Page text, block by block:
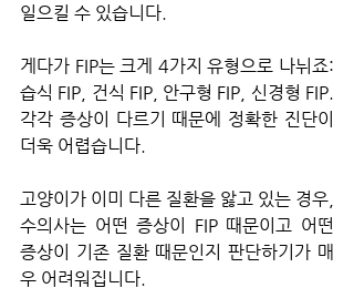
일으킬 수 있습니다.
게다가 FIP는 크게 4가지 유형으로 나뉘죠:
습식 FIP, 건식 FIP, 안구형 FIP, 신경형 FIP.
각각 증상이 다르기 때문에 정확한 진단이
더욱 어렵습니다.
고양이가 이미 다른 질환을 앓고 있는 경우,
수의사는 어떤 증상이 FIP 때문이고 어떤
증상이 기존 질환 때문인지 판단하기가 매
우 어려워집니다.